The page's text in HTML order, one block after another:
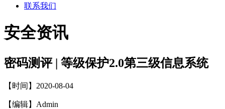
联系我们
安全资讯
密码测评 | 等级保护2.0第三级信息系统
【时间】2020-08-04
【编辑】Admin